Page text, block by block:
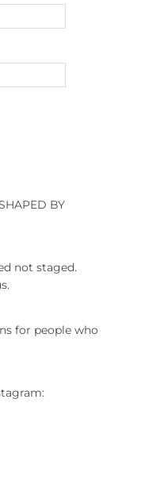
BY
not staged.
for people who